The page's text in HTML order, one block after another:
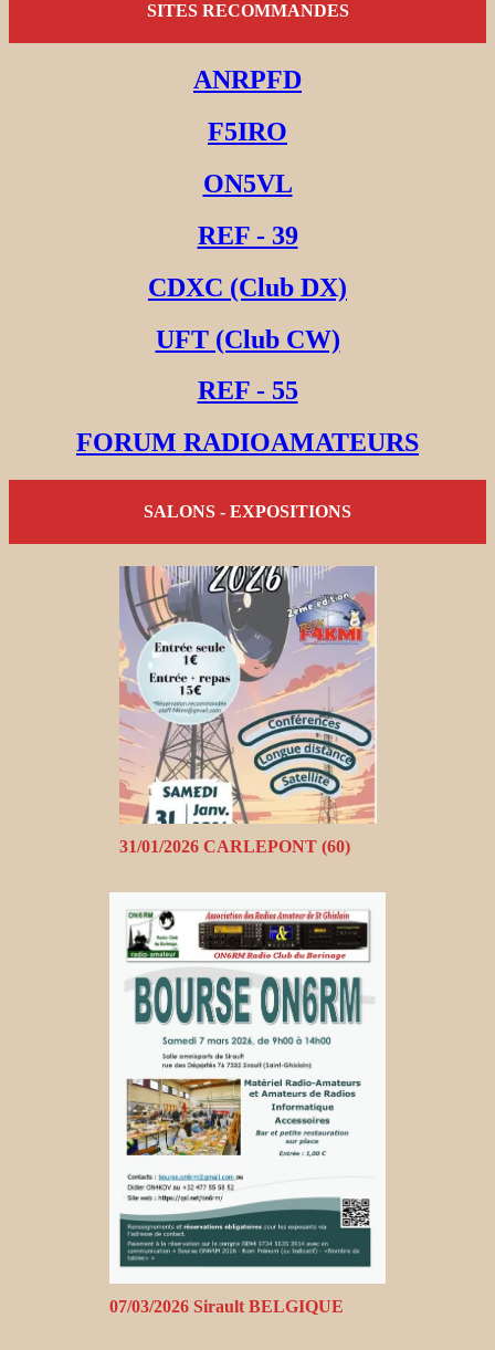
SITES RECOMMANDES
ANRPFD
F5IRO
ON5VL
REF - 39
CDXC (Club DX)
UFT (Club CW)
REF - 55
FORUM RADIOAMATEURS
SALONS - EXPOSITIONS
31/01/2026 CARLEPONT (60)
07/03/2026 Sirault BELGIQUE